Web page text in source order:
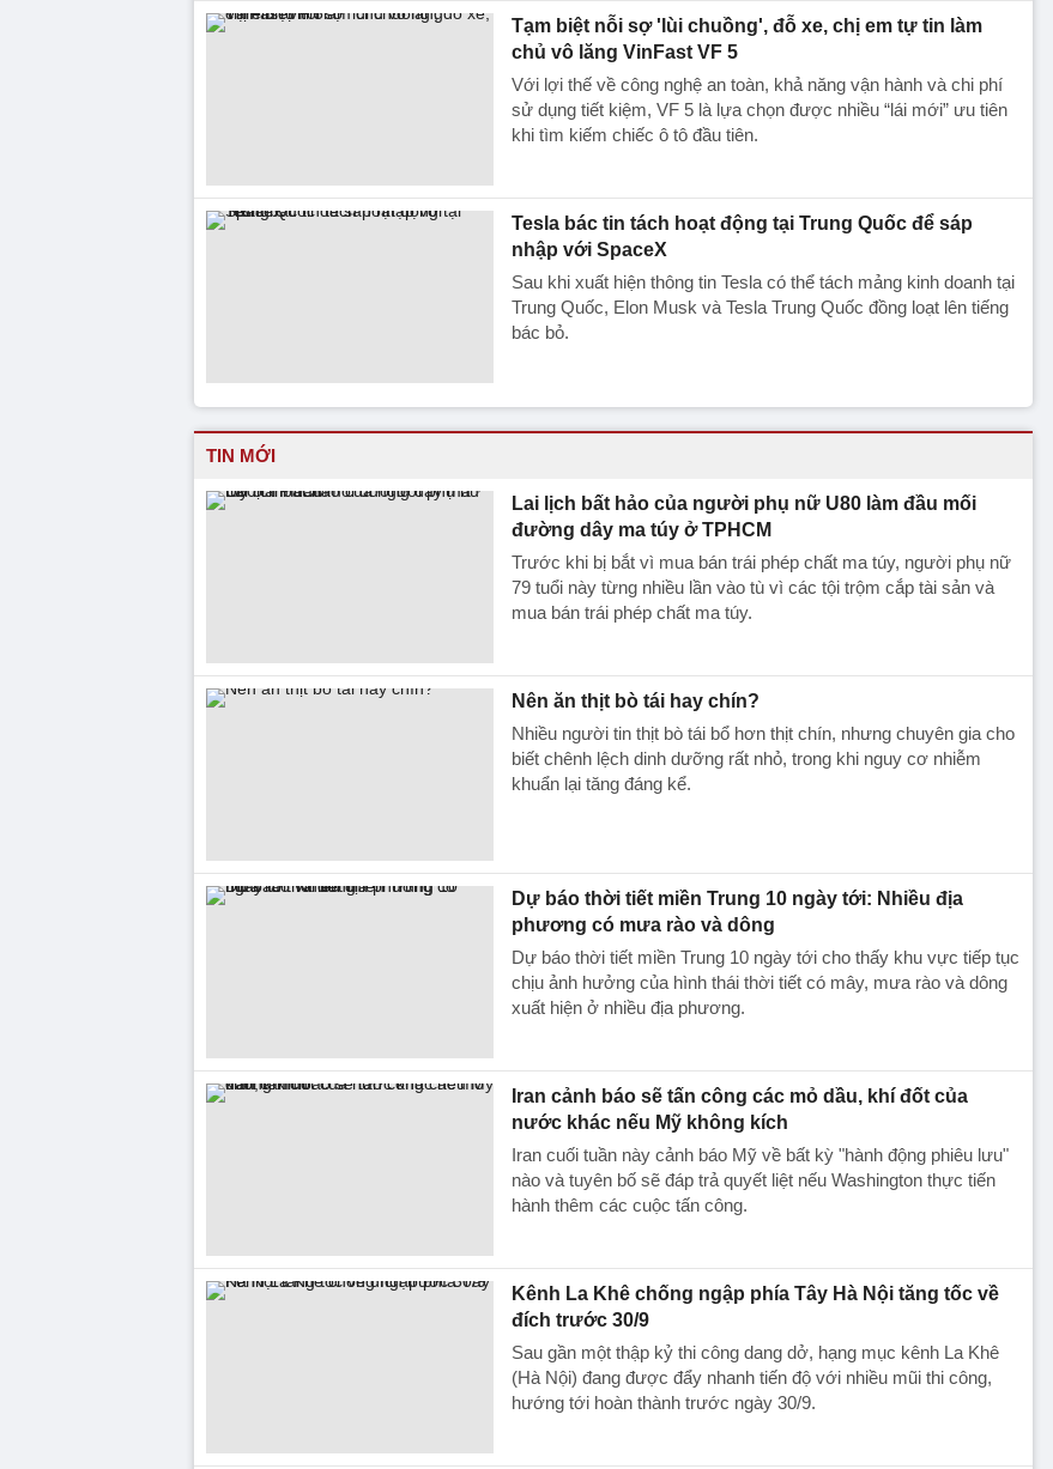
Tạm biệt nỗi sợ 'lùi chuồng', đỗ xe, chị em tự tin làm
chủ vô lăng VinFast VF 5
Với lợi thế về công nghệ an toàn, khả năng vận hành và chi phí
sử dụng tiết kiệm, VF 5 là lựa chọn được nhiều “lái mới” ưu tiên
khi tìm kiếm chiếc ô tô đầu tiên.
Tesla bác tin tách hoạt động tại Trung Quốc để sáp
nhập với SpaceX
Sau khi xuất hiện thông tin Tesla có thể tách mảng kinh doanh tại
Trung Quốc, Elon Musk và Tesla Trung Quốc đồng loạt lên tiếng
bác bỏ.
TIN MỚI
Lai lịch bất hảo của người phụ nữ U80 làm đầu mối
đường dây ma túy ở TPHCM
Trước khi bị bắt vì mua bán trái phép chất ma túy, người phụ nữ
79 tuổi này từng nhiều lần vào tù vì các tội trộm cắp tài sản và
mua bán trái phép chất ma túy.
Nên ăn thịt bò tái hay chín?
Nhiều người tin thịt bò tái bổ hơn thịt chín, nhưng chuyên gia cho
biết chênh lệch dinh dưỡng rất nhỏ, trong khi nguy cơ nhiễm
khuẩn lại tăng đáng kể.
Dự báo thời tiết miền Trung 10 ngày tới: Nhiều địa
phương có mưa rào và dông
Dự báo thời tiết miền Trung 10 ngày tới cho thấy khu vực tiếp tục
chịu ảnh hưởng của hình thái thời tiết có mây, mưa rào và dông
xuất hiện ở nhiều địa phương.
Iran cảnh báo sẽ tấn công các mỏ dầu, khí đốt của
nước khác nếu Mỹ không kích
Iran cuối tuần này cảnh báo Mỹ về bất kỳ "hành động phiêu lưu"
nào và tuyên bố sẽ đáp trả quyết liệt nếu Washington thực tiến
hành thêm các cuộc tấn công.
Kênh La Khê chống ngập phía Tây Hà Nội tăng tốc về
đích trước 30/9
Sau gần một thập kỷ thi công dang dở, hạng mục kênh La Khê
(Hà Nội) đang được đẩy nhanh tiến độ với nhiều mũi thi công,
hướng tới hoàn thành trước ngày 30/9.